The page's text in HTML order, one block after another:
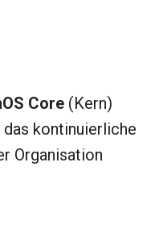
Core (Kern)
kontinuierliche
Organisation